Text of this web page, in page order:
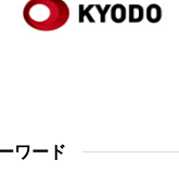
ワード